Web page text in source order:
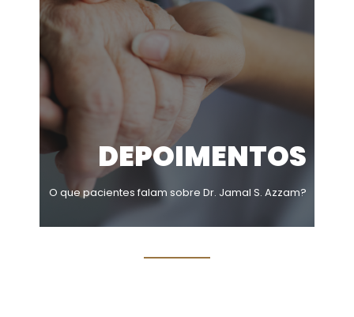
DEPOIMENTOS
O que pacientes falam sobre Dr. Jamal S. Azzam?